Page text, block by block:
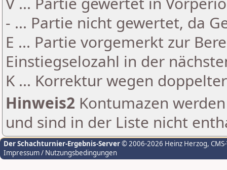
- ... Partie nicht gewertet, da
E ... Partie vorgemerkt zur
Einstiegselozahl in der
K ... Korrektur wegen
Hinweis2 Kontumazen
und sind in der Liste nicht
Der Schachturnier-Ergebnis-Server© 2006-2026 Heinz Herzog,
Impressum / Nutzungsbedingungen